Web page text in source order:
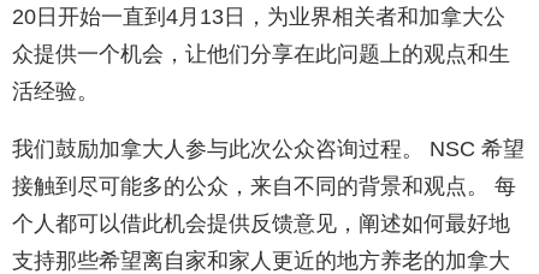
20日开始一直到4月13日，为业界相关者和加拿大公
众提供一个机会，让他们分享在此问题上的观点和生
活经验。
我们鼓励加拿大人参与此次公众咨询过程。 NSC 希望
接触到尽可能多的公众，来自不同的背景和观点。 每
个人都可以借此机会提供反馈意见，阐述如何最好地
支持那些希望离自家和家人更近的地方养老的加拿大